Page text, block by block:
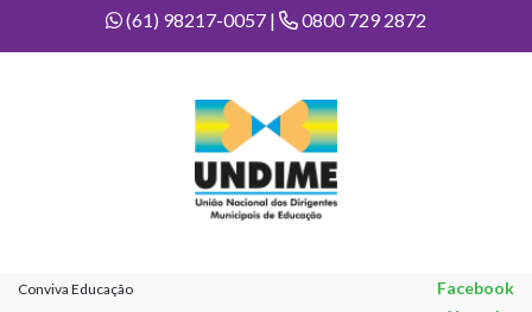
(61) 98217-0057 |
0800 729 2872
Conviva Educação Facebook